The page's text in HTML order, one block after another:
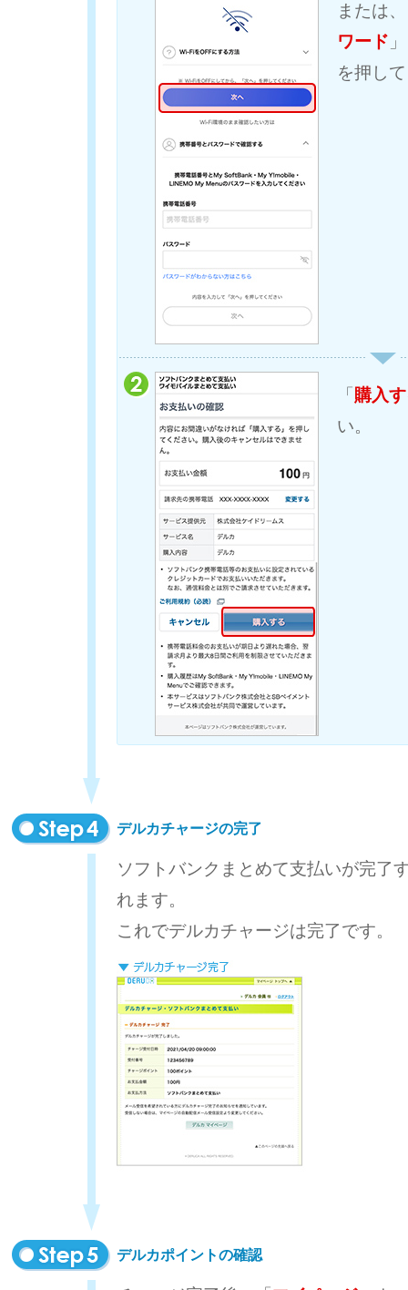
または
ワード
を押し
「 購入
い。
デルカチャージの完了
ソフトバンクまとめて支払いが完了
れます。
これでデルカチャージは完了です。
デルカポイントの確認